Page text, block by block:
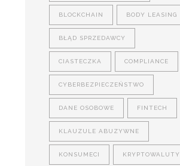
BLOCKCHAIN BODY LEASING
BŁĄD SPRZEDAWCY
CIASTECZKA COMPLIANCE
CYBERBEZPIECZEŃSTWO
DANE OSOBOWE FINTECH
KLAUZULE ABUZYWNE
KONSUMECI KRYPTOWALUTY